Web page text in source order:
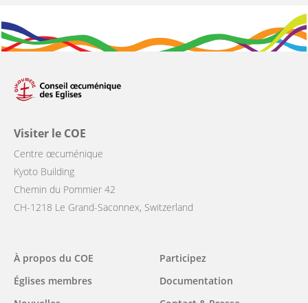
Visiter le COE
Centre œcuménique
Kyoto Building
Chemin du Pommier 42
CH-1218 Le Grand-Saconnex, Switzerland
Main
navigation
À propos du COE
Églises membres
Participez
Documentation